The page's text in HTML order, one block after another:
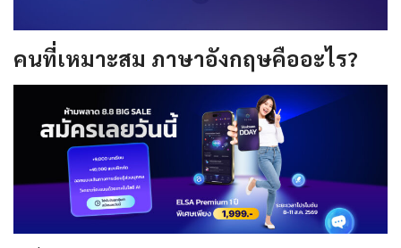
คนที่เหมาะสม ภาษาอังกฤษคืออะไร?